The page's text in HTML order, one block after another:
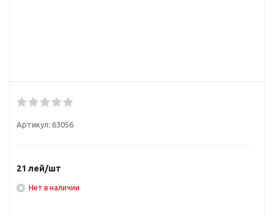
Артикул: 63056
21 лей/шт
Нет в наличии